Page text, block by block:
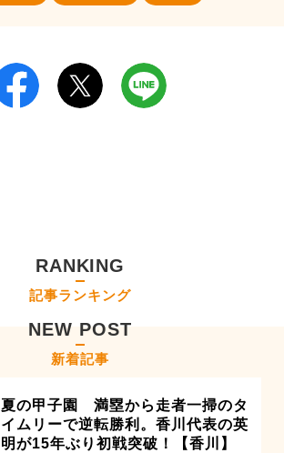
RANKING
記事ランキング
NEW POST
新着記事
夏の甲子園 満塁から走者一掃のタ
イムリーで逆転勝利。香川代表の英
明が15年ぶり初戦突破！【香川】